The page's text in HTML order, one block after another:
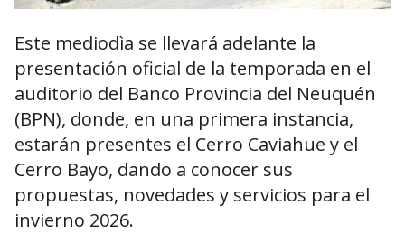
Este mediodìa se llevará adelante la
presentación oficial de la temporada en el
auditorio del Banco Provincia del Neuquén
(BPN), donde, en una primera instancia,
estarán presentes el Cerro Caviahue y el
Cerro Bayo, dando a conocer sus
propuestas, novedades y servicios para el
invierno 2026.